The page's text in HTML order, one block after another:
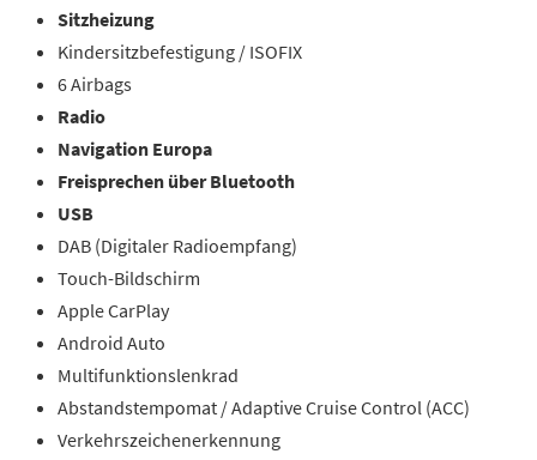
Sitzheizung
Kindersitzbefestigung / ISOFIX
6 Airbags
Radio
Navigation Europa
Freisprechen über Bluetooth
USB
DAB (Digitaler Radioempfang)
Touch-Bildschirm
Apple CarPlay
Android Auto
Multifunktionslenkrad
Abstandstempomat / Adaptive Cruise Control (ACC)
Verkehrszeichenerkennung